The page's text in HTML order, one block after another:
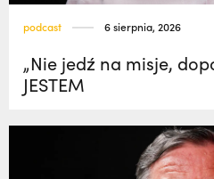
podcast 6 sierpnia, 2026
„Nie jedź na misje,
JESTEM